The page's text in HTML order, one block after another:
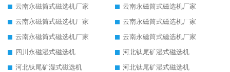
云南永磁筒式磁选机厂家
云南永磁筒式磁选机厂家
云南永磁筒式磁选机厂家
云南永磁筒式磁选机厂家
云南永磁筒式磁选机厂家
云南永磁筒式磁选机厂家
四川永磁湿式磁选机
河北钛尾矿湿式磁选机
河北钛尾矿湿式磁选机
河北钛尾矿湿式磁选机